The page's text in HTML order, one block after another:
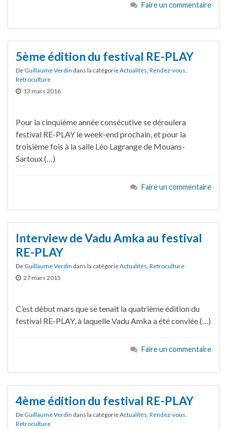
Faire un commentaire
5ème édition du festival RE-PLAY
DeGuillaume Verdin dans la catégorieActualités Rendez-vous
Retroculture
13 mars 2016
Pour la cinquième année consécutive se déroulera
festival RE-PLAY le week-end prochain, et pour la
troisième fois à la salle Léo Lagrange de Mouans-
Sartoux (…)
Faire un commentaire
Interview de Vadu Amka au festival
RE-PLAY
DeGuillaume Verdin dans la catégorieActualités, Retroculture
27 mars 2015
C’est début mars que se tenait la quatrième édition du
festival RE-PLAY, à laquelle Vadu Amka a été conviée (…)
Faire un commentaire
4ème édition du festival RE-PLAY
DeGuillaume Verdin dans la catégorieActualités Rendez-vous
Retroculture